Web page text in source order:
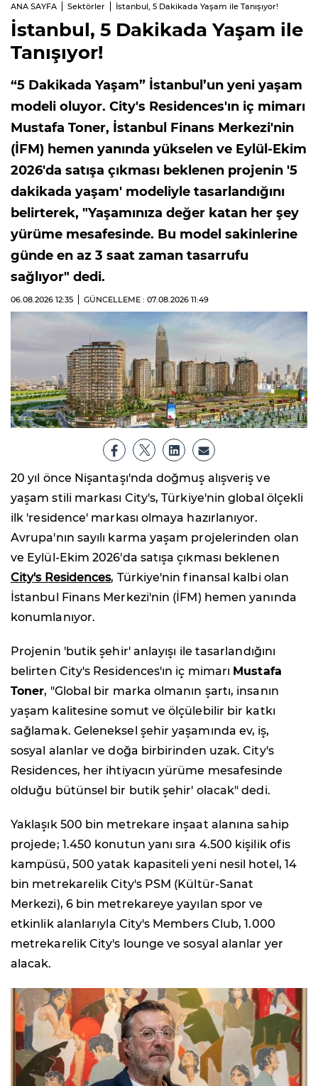
ANA SAYFA Sektörler İstanbul, 5 Dakikada Yaşam ile Tanışıyor!
İstanbul, 5 Dakikada Yaşam ile
Tanışıyor!
“5 Dakikada Yaşam” İstanbul’un yeni yaşam
modeli oluyor. City's Residences'ın iç mimarı
Mustafa Toner, İstanbul Finans Merkezi'nin
(İFM) hemen yanında yükselen ve Eylül-Ekim
2026'da satışa çıkması beklenen projenin '5
dakikada yaşam' modeliyle tasarlandığını
belirterek, "Yaşamınıza değer katan her şey
yürüme mesafesinde. Bu model sakinlerine
günde en az 3 saat zaman tasarrufu
sağlıyor" dedi.
06.08.2026 12:35 GÜNCELLEME : 07.08.2026 11:49
20 yıl önce Nişantaşı'nda doğmuş alışveriş ve
yaşam stili markası City's, Türkiye'nin global ölçekli
ilk 'residence' markası olmaya hazırlanıyor.
Avrupa'nın sayılı karma yaşam projelerinden olan
ve Eylül-Ekim 2026'da satışa çıkması beklenen
City's Residences, Türkiye'nin finansal kalbi olan
İstanbul Finans Merkezi'nin (İFM) hemen yanında
konumlanıyor.
Projenin 'butik şehir' anlayışı ile tasarlandığını
belirten City's Residences'ın iç mimarı Mustafa
Toner, "Global bir marka olmanın şartı, insanın
yaşam kalitesine somut ve ölçülebilir bir katkı
sağlamak. Geleneksel şehir yaşamında ev, iş,
sosyal alanlar ve doğa birbirinden uzak. City's
Residences, her ihtiyacın yürüme mesafesinde
olduğu bütünsel bir butik şehir' olacak" dedi.
Yaklaşık 500 bin metrekare inşaat alanına sahip
projede; 1.450 konutun yanı sıra 4.500 kişilik ofis
kampüsü, 500 yatak kapasiteli yeni nesil hotel, 14
bin metrekarelik City's PSM (Kültür-Sanat
Merkezi), 6 bin metrekareye yayılan spor ve
etkinlik alanlarıyla City's Members Club, 1.000
metrekarelik City's lounge ve sosyal alanlar yer
alacak.